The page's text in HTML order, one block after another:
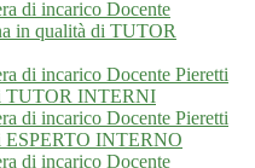
di incarico Docente
in qualità di TUTOR
di incarico Docente Pieretti
TUTOR INTERNI
di incarico Docente Pieretti
ESPERTO INTERNO
di incarico Docente